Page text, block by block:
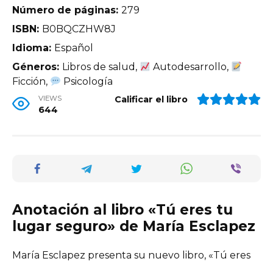
Número de páginas: 279
ISBN: B0BQCZHW8J
Idioma: Español
Géneros: Libros de salud,
Autodesarrollo,
Ficción,
Psicología
VIEWS
644
Calificar el libro
Anotación al libro «Tú eres tu
lugar seguro» de María Esclapez
María Esclapez presenta su nuevo libro, «Tú eres